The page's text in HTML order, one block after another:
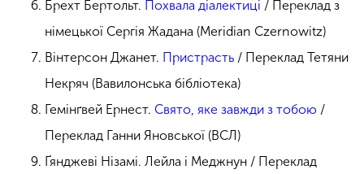
Брехт Бертольт. Похвала діалектиці / Переклад з
німецької Сергія Жадана (Meridian Czernowitz)
Вінтерсон Джанет. Пристрасть / Переклад Тетяни
Некряч (Вавилонська бібліотека)
Гемінґвей Ернест. Свято, яке завжди з тобою /
Переклад Ганни Яновської (ВСЛ)
Ґянджеві Нізамі. Лейла і Меджнун / Переклад